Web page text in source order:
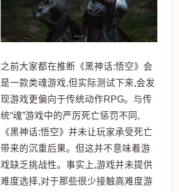
之前大家都在推断《黑神话:悟空》会
是一款类魂游戏,但实际测试下来,会发
现游戏更偏向于传统动作RPG。与传
统“魂”游戏中的严厉死亡惩罚不同,
《黑神话:悟空》并未让玩家承受死亡
带来的沉重后果。但这并不意味着游
戏缺乏挑战性。事实上,游戏并未提供
难度选择,对于那些很少接触高难度游